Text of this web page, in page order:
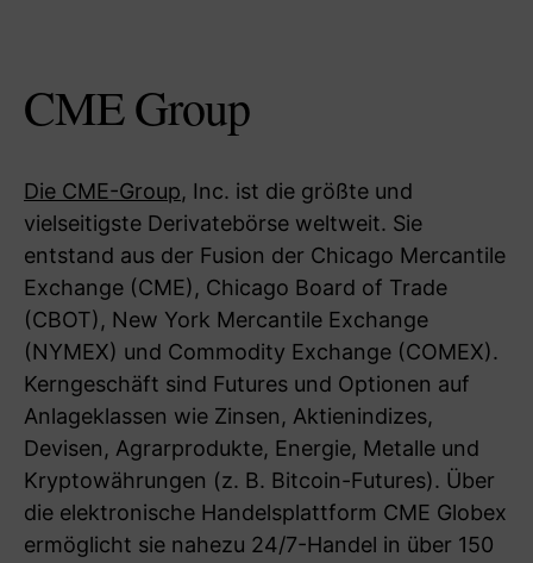
CME Group
Die CME-Group, Inc. ist die größte und
vielseitigste Derivatebörse weltweit. Sie
entstand aus der Fusion der Chicago Mercantile
Exchange (CME), Chicago Board of Trade
(CBOT), New York Mercantile Exchange
(NYMEX) und Commodity Exchange (COMEX).
Kerngeschäft sind Futures und Optionen auf
Anlageklassen wie Zinsen, Aktienindizes,
Devisen, Agrarprodukte, Energie, Metalle und
Kryptowährungen (z. B. Bitcoin-Futures). Über
die elektronische Handelsplattform CME Globex
ermöglicht sie nahezu 24/7-Handel in über 150